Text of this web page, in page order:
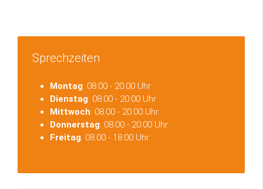
Sprechzeiten
Montag: 08.00 - 20.00 Uhr
Dienstag: 08.00 - 20.00 Uhr
Mittwoch: 08.00 - 20.00 Uhr
Donnerstag: 08.00 - 20.00 Uhr
Freitag: 08.00 - 18.00 Uhr